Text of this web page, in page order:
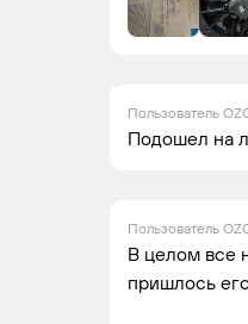
Пользователь
Подошел на
Пользователь
В целом все
пришлось